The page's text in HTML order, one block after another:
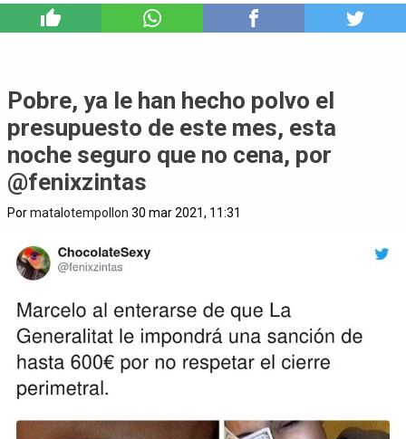
Pobre, ya le han hecho polvo el
presupuesto de este mes, esta
noche seguro que no cena, por
@fenixzintas
Pormatalotempollon 30 mar 2021, 11:31